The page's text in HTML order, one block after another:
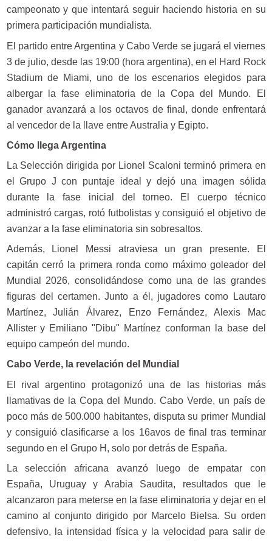
campeonato y que intentará seguir haciendo historia en su
primera participación mundialista.
El partido entre Argentina y Cabo Verde se jugará el viernes
3 de julio, desde las 19:00 (hora argentina), en el Hard Rock
Stadium de Miami, uno de los escenarios elegidos para
albergar la fase eliminatoria de la Copa del Mundo. El
ganador avanzará a los octavos de final, donde enfrentará
al vencedor de la llave entre Australia y Egipto.
Cómo llega Argentina
La Selección dirigida por Lionel Scaloni terminó primera en
el Grupo J con puntaje ideal y dejó una imagen sólida
durante la fase inicial del torneo. El cuerpo técnico
administró cargas, rotó futbolistas y consiguió el objetivo de
avanzar a la fase eliminatoria sin sobresaltos.
Además, Lionel Messi atraviesa un gran presente. El
capitán cerró la primera ronda como máximo goleador del
Mundial 2026, consolidándose como una de las grandes
figuras del certamen. Junto a él, jugadores como Lautaro
Martínez, Julián Álvarez, Enzo Fernández, Alexis Mac
Allister y Emiliano "Dibu" Martínez conforman la base del
equipo campeón del mundo.
Cabo Verde, la revelación del Mundial
El rival argentino protagonizó una de las historias más
llamativas de la Copa del Mundo. Cabo Verde, un país de
poco más de 500.000 habitantes, disputa su primer Mundial
y consiguió clasificarse a los 16avos de final tras terminar
segundo en el Grupo H, solo por detrás de España.
La selección africana avanzó luego de empatar con
España, Uruguay y Arabia Saudita, resultados que le
alcanzaron para meterse en la fase eliminatoria y dejar en el
camino al conjunto dirigido por Marcelo Bielsa. Su orden
defensivo, la intensidad física y la velocidad para salir de